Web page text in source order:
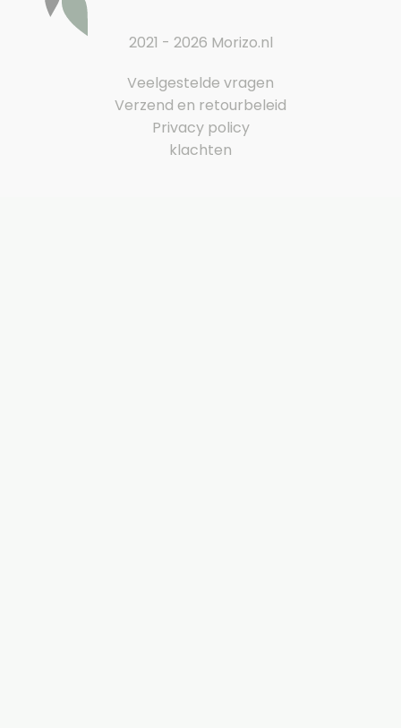
2021 - 2026 Morizo.nl
Veelgestelde vragen
Verzend en retourbeleid
Privacy policy
klachten